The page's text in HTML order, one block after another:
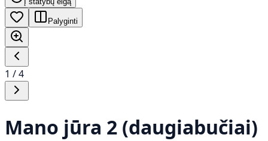
Palyginti
1 /4
Mano jūra 2 (daugiabučiai)